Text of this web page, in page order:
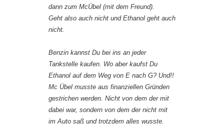
dann zum McÜbel (mit dem Freund).
Geht also auch nicht und Ethanol geht auch
nicht.
Benzin kannst Du bei ins an jeder
Tankstelle kaufen. Wo aber kaufst Du
Ethanol auf dem Weg von E nach G? Und!!
Mc Übel musste aus finanziellen Gründen
gestrichen werden. Nicht von dem der mit
dabei war, sondern von dem der nicht mit
im Auto saß und trotzdem alles wusste.